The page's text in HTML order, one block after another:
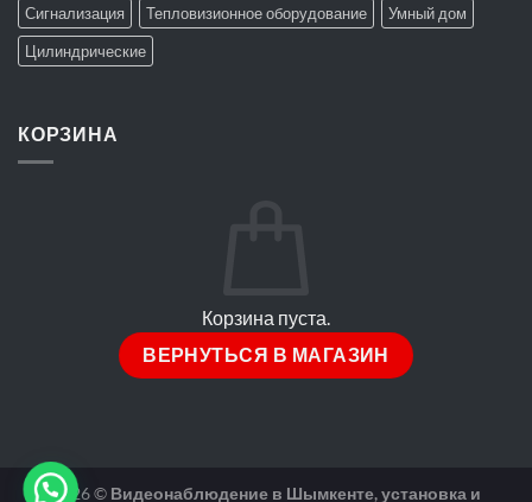
Сигнализация
Тепловизионное оборудование
Умный дом
Цилиндрические
КОРЗИНА
Корзина пуста.
ВЕРНУТЬСЯ В МАГАЗИН
2026 © Видеонаблюдение в Шымкенте, установка и